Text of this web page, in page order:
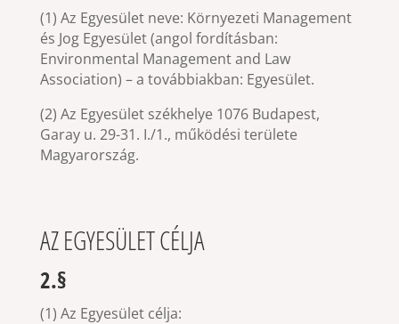
(1) Az Egyesület neve: Környezeti Management
és Jog Egyesület (angol fordításban:
Environmental Management and Law
Association) – a továbbiakban: Egyesület.
(2) Az Egyesület székhelye 1076 Budapest,
Garay u. 29-31. I./1., működési területe
Magyarország.
AZ EGYESÜLET CÉLJA
2.§
(1) Az Egyesület célja: